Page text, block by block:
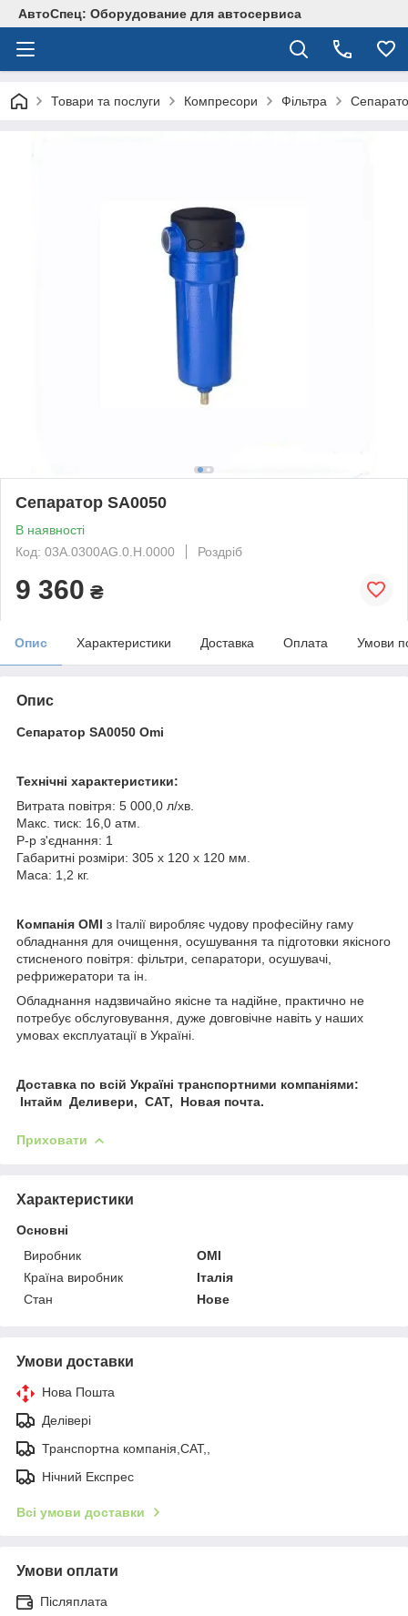
АвтоСпец: Оборудование для автосервиса
Товари та послуги Компресори Фільтра
Сепаратор SA0050
В наявності
Код: 03A.0300AG.0.H.0000
Роздріб
9 360 ₴
Опис Характеристики Доставка Оплата Умови
Опис
Сепаратор SA0050 Omi
Технічні характеристики:
Витрата повітря: 5 000,0 л/хв.
Макс. тиск: 16,0 атм.
Р-р з'єднання: 1
Габаритні розміри: 305 x 120 x 120 мм.
Маса: 1,2 кг.
Компанія OMI з Італії виробляє чудову професійну гаму
обладнання для очищення, осушування та підготовки якісного
стисненого повітря: фільтри, сепаратори, осушувачі,
рефрижератори та ін.
Обладнання надзвичайно якісне та надійне, практично не
потребує обслуговування, дуже довговічне навіть у наших
умовах експлуатації в Україні.
Доставка по всій Україні транспортними компаніями:
Інтайм Деливери, САТ, Новая почта.
Приховати
Характеристики
Основні
Виробник
OMI
Країна виробник
Італія
Стан
Нове
Умови доставки
Нова Пошта
Делівері
Транспортна компанія,САТ,,
Нічний Експрес
Всі умови доставки
Умови оплати
Післяплата